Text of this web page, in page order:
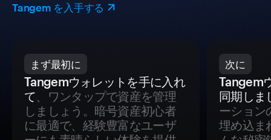
Tangem を入手する
まず最初に
Tangemウォレットを手に入れ
て、ワンタップで資産を管理
しましょう。暗号資産初心者
に最適で、経験豊富なユーザ
次に
Tangem
同期しま
ーション
埋め込ま